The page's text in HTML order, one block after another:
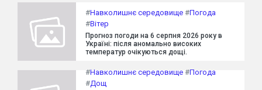
#Навколишнє середовище #Погода
#Вітер
Прогноз погоди на 6 серпня 2026 року в
Україні: після аномально високих
температур очікуються дощі.
#Навколишнє середовище #Погода
#Дощ